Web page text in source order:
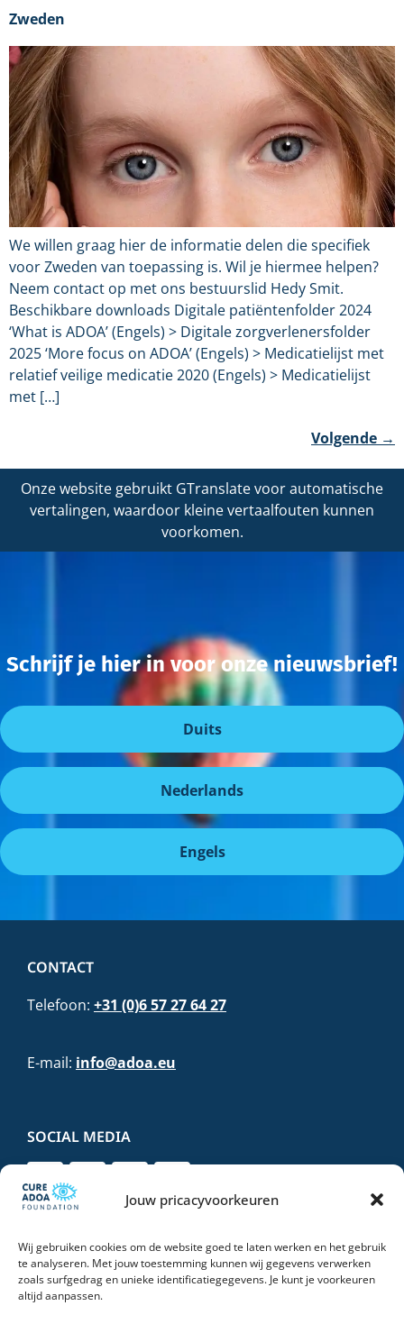
Jouw pricacyvoorkeuren
Wij gebruiken cookies om de website goed te laten werken en het gebruik
te analyseren. Met jouw toestemming kunnen wij gegevens verwerken
zoals surfgedrag en unieke identificatiegegevens. Je kunt je voorkeuren
altijd aanpassen.
Zweden
We willen graag hier de informatie delen die specifiek
voor Zweden van toepassing is. Wil je hiermee helpen?
Neem contact op met ons bestuurslid Hedy Smit.
Beschikbare downloads Digitale patiëntenfolder 2024
‘What is ADOA’ (Engels) > Digitale zorgverlenersfolder
2025 ‘More focus on ADOA’ (Engels) > Medicatielijst met
relatief veilige medicatie 2020 (Engels) > Medicatielijst
met […]
Volgende →
Onze website gebruikt GTranslate voor automatische
vertalingen, waardoor kleine vertaalfouten kunnen
voorkomen.
Schrijf je hier in voor onze nieuwsbrief!
Duits
Nederlands
Engels
CONTACT
Telefoon: +31 (0)6 57 27 64 27
E-mail: info@adoa.eu
SOCIAL MEDIA
DONEER VEILIG EN VERTROUWD